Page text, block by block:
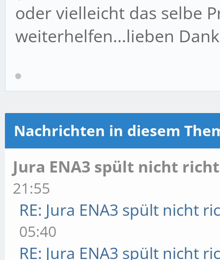
oder vielleicht das selbe
weiterhelfen...lieben
Nachrichten in diesem
Jura ENA3 spült nicht
21:55
RE: Jura ENA3 spült nicht
05:40
RE: Jura ENA3 spült nicht